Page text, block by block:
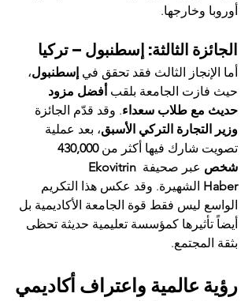
أوروبا وخارجها.
الجائزة الثالثة: إسطنبول – تركيا
أما الإنجاز الثالث فقد تحقق في إسطنبول،
حيث فازت الجامعة بلقب أفضل مزود
حديث مع طلاب سعداء. وقد قدّم الجائزة
وزير التجارة التركي الأسبق، بعد عملية
تصويت شارك فيها أكثر من
شخص عبر صحيفة Ekovitrin
Haber الشهيرة. وقد عكس هذا التكريم
الواسع ليس فقط قوة الجامعة الأكاديمية بل
أيضاً تأثيرها كمؤسسة تعليمية حديثة تحظى
بثقة المجتمع.
رؤية عالمية واعتراف أكاديمي